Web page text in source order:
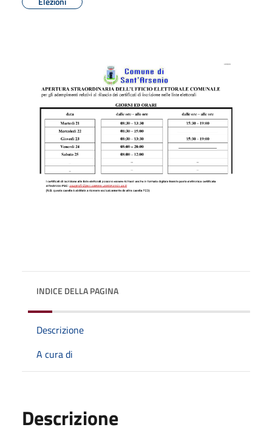
INDICE DELLA PAGINA
Descrizione
A cura di
Descrizione